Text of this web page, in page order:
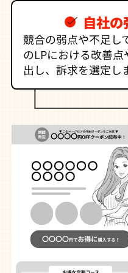
自社
競合の弱点や不足し
のLPにおける改善
出し、訴求を選定し